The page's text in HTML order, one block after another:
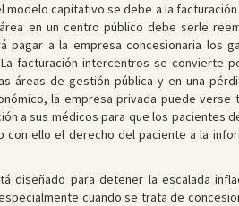
capitativo se debe a la
en un centro público debe serle
a la empresa concesionaria los
facturación intercentros se convierte
áreas de gestión pública y en una
la empresa privada puede
a sus médicos para que los pacientes
ello el derecho del paciente a la
diseñado para detener la escalada
cuando se trata de